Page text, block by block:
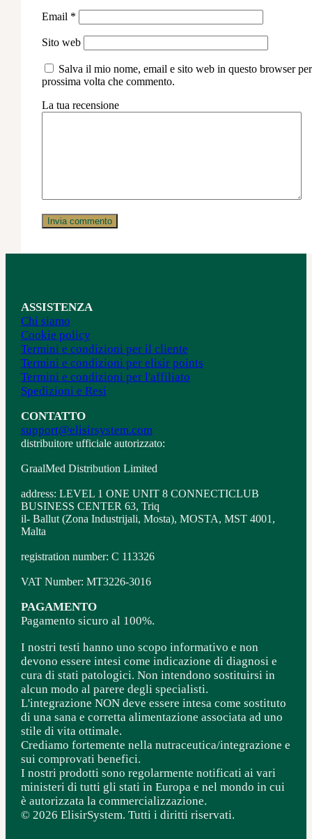
Email *
Sito web
Salva il mio nome, email e sito web in questo browser
prossima volta che commento.
La tua recensione
ASSISTENZA
Chi siamo
Cookie policy
Termini e condizioni per il cliente
Termini e condizioni per elisir points
Termini e condizioni per l'affiliato
Spedizioni e Resi
CONTATTO
support@elisirsystem.com
distribuitore ufficiale autorizzato:
GraalMed Distribution Limited
address: LEVEL 1 ONE UNIT 8 CONNECTICLUB
BUSINESS CENTER 63, Triq
il- Ballut (Zona Industrijali, Mosta), MOSTA, MST 4001,
Malta
registration number: C 113326
VAT Number: MT3226-3016
PAGAMENTO
Pagamento sicuro al 100%.
I nostri testi hanno uno scopo informativo e non
devono essere intesi come indicazione di diagnosi e
cura di stati patologici. Non intendono sostituirsi in
alcun modo al parere degli specialisti.
L'integrazione NON deve essere intesa come sostituto
di una sana e corretta alimentazione associata ad uno
stile di vita ottimale.
Crediamo fortemente nella nutraceutica/integrazione e
sui comprovati benefici.
I nostri prodotti sono regolarmente notificati ai vari
ministeri di tutti gli stati in Europa e nel mondo in cui
è autorizzata la commercializzazione.
© 2026 ElisirSystem. Tutti i diritti riservati.